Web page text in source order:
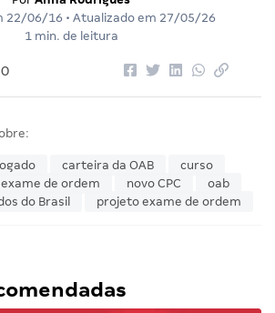
22/06/16 • Atualizado em 27/05/26
1 min. de leitura
0
carteira da OAB
curso
exame de ordem novo CPC
oab
do Brasil
projeto exame de ordem